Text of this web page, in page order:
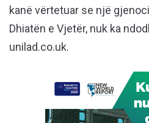
kanë vërtetuar se një
Dhiatën e Vjetër, nuk ka
unilad.co.uk.